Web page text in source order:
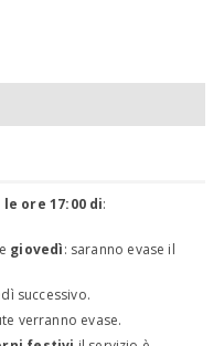
ore 17:00 di:
e giovedì: saranno evase il
successivo.
verranno evase.